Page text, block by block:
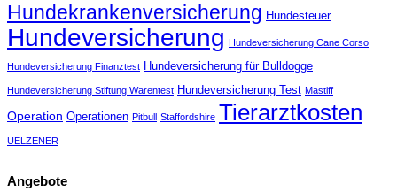
Hundekrankenversicherung Hundesteuer
Hundeversicherung Hundeversicherung Cane Corso
Hundeversicherung Finanztest Hundeversicherung für Bulldogge
Hundeversicherung Stiftung Warentest Hundeversicherung Test Mastiff
Operation Operationen Pitbull Staffordshire Tierarztkosten
UELZENER
Angebote